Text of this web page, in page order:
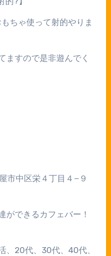
ちゃ使って射的やりま
ますので是非遊んでく
市中区栄４丁目４ − ９
ができるカフェバー！
、 20代、 30代、 40代、